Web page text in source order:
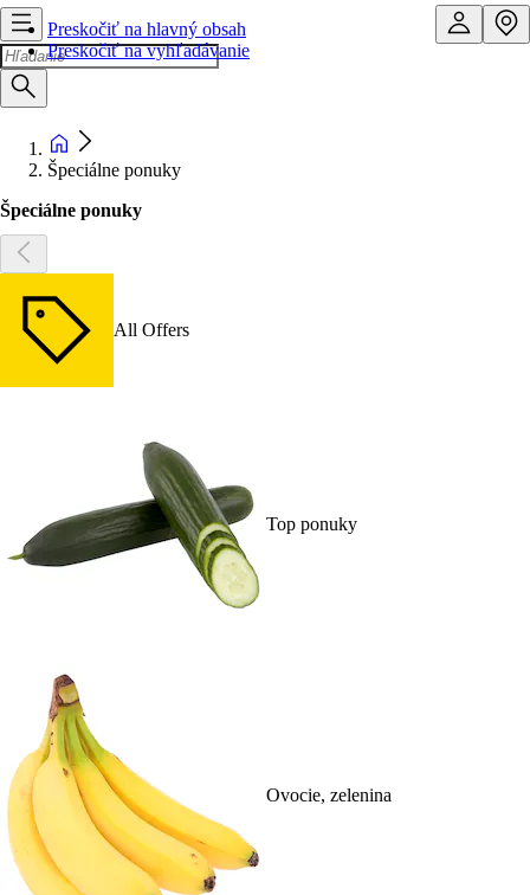
Preskočiť na hlavný obsah
Preskočiť na vyhľadávanie
Špeciálne ponuky
Špeciálne ponuky
All Offers
Top ponuky
Ovocie, zelenina